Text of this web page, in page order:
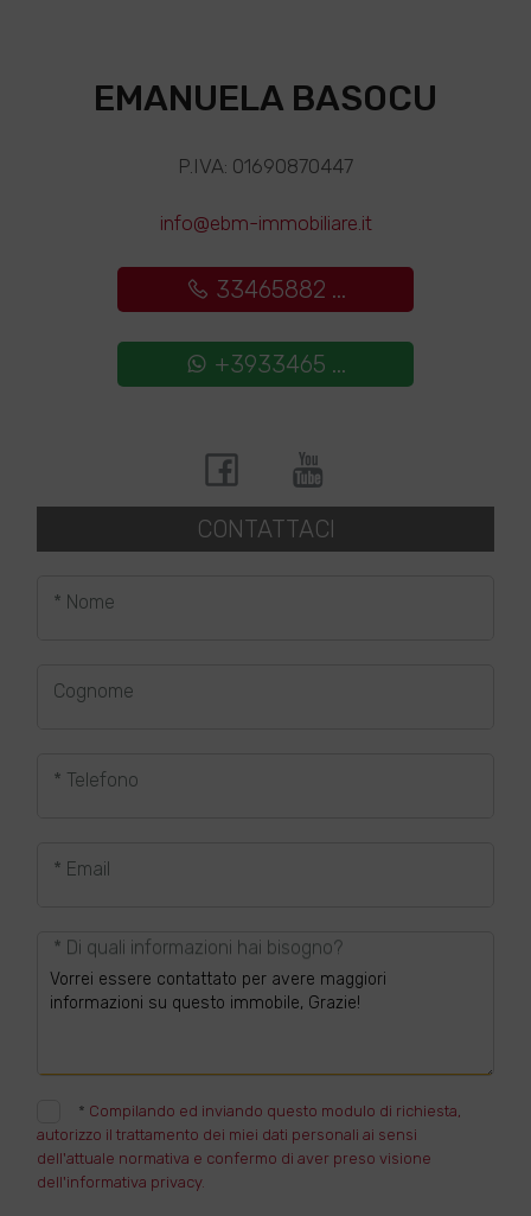
EMANUELA BASOCU
P.IVA: 01690870447
info@ebm-immobiliare.it
33465882 ...
+3933465 ...
CONTATTACI
* Nome
Cognome
* Telefono
* Email
* Di quali informazioni hai bisogno?
* Compilando ed inviando questo modulo di richiesta,
autorizzo il trattamento dei miei dati personali ai sensi
dell'attuale normativa e confermo di aver preso visione
dell'informativa privacy.